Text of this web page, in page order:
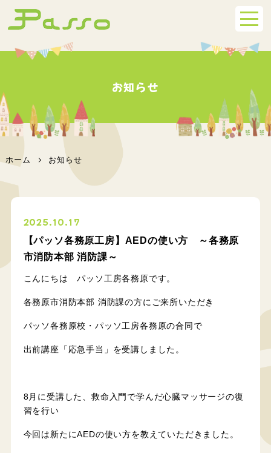
お知らせ
ホーム お知らせ
2025.10.17
【パッソ各務原工房】AEDの使い方 ～各務原
市消防本部 消防課～
こんにちは パッソ工房各務原です。
各務原市消防本部 消防課の方にご来所いただき
パッソ各務原校・パッソ工房各務原の合同で
出前講座「応急手当」を受講しました。
8月に受講した、救命入門で学んだ心臓マッサージの復
習を行い
今回は新たにAEDの使い方を教えていただきました。